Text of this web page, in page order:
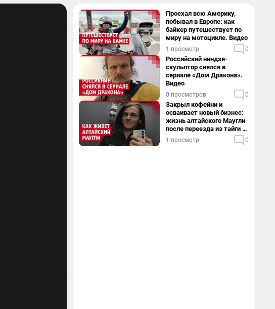
Проехал всю Америку,
побывал в Европе: как
байкер путешествует по
миру на мотоцикле. Видео
1 просмотр 0
Российский ниндзя-
скульптор снялся в
сериале «Дом Дракона».
Видео
0 просмотров 0
Закрыл кофейни и
осваивает новый бизнес:
жизнь алтайского Маугли
после переезда из тайги в
столицу
1 просмотр 0